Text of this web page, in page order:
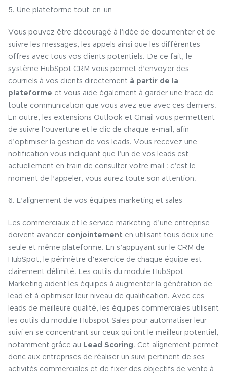
5. Une plateforme tout-en-un
Vous pouvez être découragé à l’idée de documenter et de
suivre les messages, les appels ainsi que les différentes
offres avec tous vos clients potentiels. De ce fait, le
système HubSpot CRM vous permet d’envoyer des
courriels à vos clients directement à partir de la
plateforme et vous aide également à garder une trace de
toute communication que vous avez eue avec ces derniers.
En outre, les extensions Outlook et Gmail vous permettent
de suivre l’ouverture et le clic de chaque e-mail, afin
d’optimiser la gestion de vos leads. Vous recevez une
notification vous indiquant que l’un de vos leads est
actuellement en train de consulter votre mail : c’est le
moment de l’appeler, vous aurez toute son attention.
6. L’alignement de vos équipes marketing et sales
Les commerciaux et le service marketing d’une entreprise
doivent avancer conjointement en utilisant tous deux une
seule et même plateforme. En s’appuyant sur le CRM de
HubSpot, le périmètre d’exercice de chaque équipe est
clairement délimité. Les outils du module HubSpot
Marketing aident les équipes à augmenter la génération de
lead et à optimiser leur niveau de qualification. Avec ces
leads de meilleure qualité, les équipes commerciales utilisent
les outils du module Hubspot Sales pour automatiser leur
suivi en se concentrant sur ceux qui ont le meilleur potentiel,
notamment grâce au Lead Scoring. Cet alignement permet
donc aux entreprises de réaliser un suivi pertinent de ses
activités commerciales et de fixer des objectifs de vente à